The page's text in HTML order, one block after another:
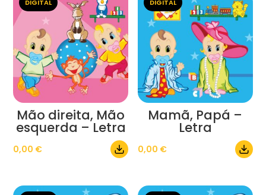
DIGITAL
Mão direita, Mão
esquerda – Letra
0,00 €
DIGITAL
Mamã, Papá –
Letra
0,00 €